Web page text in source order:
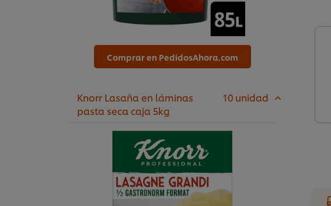
Comprar en PedidosAhora.com
Knorr Lasaña en láminas
pasta seca caja 5kg
10 unidad